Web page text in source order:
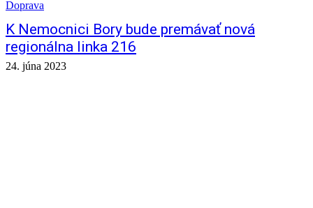
Doprava
K Nemocnici Bory bude premávať nová
regionálna linka 216
24. júna 2023